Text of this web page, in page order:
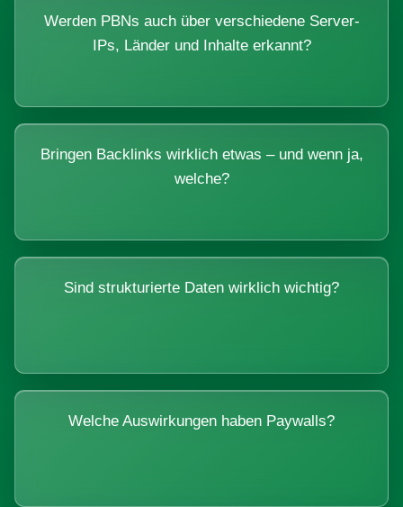
Werden PBNs auch über verschiedene Server-
IPs, Länder und Inhalte erkannt?
Bringen Backlinks wirklich etwas – und wenn ja,
welche?
Sind strukturierte Daten wirklich wichtig?
Welche Auswirkungen haben Paywalls?